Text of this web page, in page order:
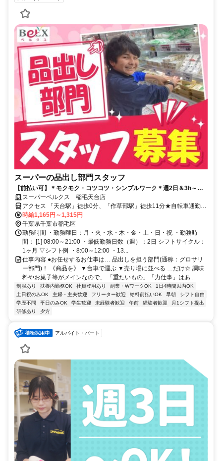
スーパーの品出し部門スタッフ
【前払い可】＊モクモク・コツコツ・シンプルワーク＊週2日＆3h～シ
フト相談OK！扶養内でも働けます♪
スーパーベルクス 稲毛天台店
アクセス 「天台駅」徒歩0分、「作草部駅」徒歩11分★自転車通勤
OK★車通勤応相談
時給1,165円～1,315円
千葉県千葉市稲毛区
勤務時間 ・勤務曜日：月・火・水・木・金・土・日・祝 ・勤務時
間： [1] 08:00～21:00 ・最低勤務日数（週）：2日 シフトサイクル：
1ヶ月 ▽シフト例 ・8:00～12:00 ・13...
仕事内容 ●お任せするお仕事は… 品出しを担う部門(通称：グロサリ
ー部門)！ 《商品を》 ▼台車で運ぶ ▼売り場に並べる …だけ☆ 調味
料やお菓子等がメインなので、 「重たいもの」「力仕事」はあ...
制服あり 扶養内勤務OK 社員登用あり 副業・WワークOK
1日4時間以内OK
土日祝のみOK
主婦・主夫歓迎 フリーター歓迎 給料前払いOK 早朝
シフト自由
学歴不問
平日のみOK 学生歓迎 未経験者歓迎 午前 経験者歓迎
月1シフト提出
研修あり
夕方
アルバイト・パート